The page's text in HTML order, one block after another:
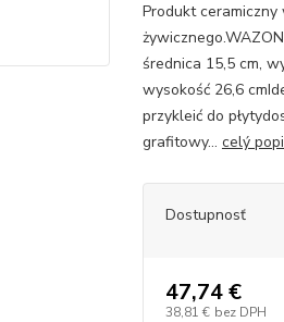
Produkt
średnica 15,5 cm,
wysokość 26,6
przykleić do
grafitowy... celý
Dostupnosť
47,74 €
38,81 € bez DPH